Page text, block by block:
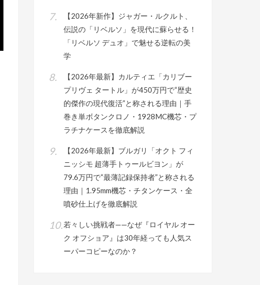
【2026年新作】ジャガー・ルクルト、
伝説の「リベルソ」を現代に蘇らせる！
「リベルソ デュオ」で魅せる逆転の美
学
【2026年最新】カルティエ「カリブー
プリヴェ タートル」が450万円で“歴史
的傑作の現代復活”と称される理由｜手
巻き単ボタンクロノ・1928MC機芯・プ
ラチナケースを徹底解説
【2026年最新】ブルガリ「オクト フィ
ニッシモ 超薄手トゥールビヨン」が
79.6万円で“最薄記録保持者”と称される
理由｜1.95mm機芯・チタンケース・全
噴砂仕上げを徹底解説
若々しい挑戦者——なぜ『ロイヤル オー
ク オフショア』は30年経っても人気ス
ーパーコピーなのか？